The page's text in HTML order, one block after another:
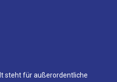
steht für außerordentliche